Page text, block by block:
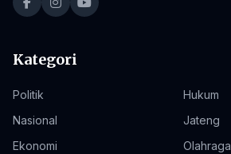
Kategori
Politik
Hukum
Nasional
Jateng
Ekonomi
Olahraga